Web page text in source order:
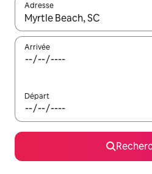
Adresse
Lorsque les résultats
Arrivée
Départ